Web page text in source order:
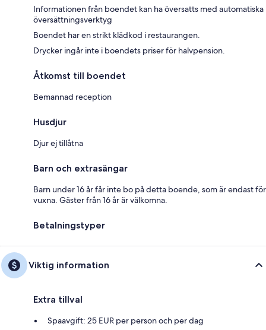
Informationen från boendet kan ha översatts med automatiska
översättningsverktyg
Boendet har en strikt klädkod i restaurangen.
Drycker ingår inte i boendets priser för halvpension.
Åtkomst till boendet
Bemannad reception
Husdjur
Djur ej tillåtna
Barn och extrasängar
Barn under 16 år får inte bo på detta boende, som är endast för
vuxna. Gäster från 16 år är välkomna.
Betalningstyper
Viktig information
Extra tillval
Spaavgift: 25 EUR per person och per dag